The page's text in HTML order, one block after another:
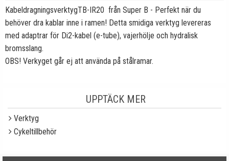
KabeldragningsverktygTB-IR20 från Super B - Perfekt när du
behöver dra kablar inne i ramen! Detta smidiga verktyg levereras
med adaptrar för Di2-kabel (e-tube), vajerhölje och hydralisk
bromsslang.
OBS! Verkyget går ej att använda på stålramar.
UPPTÄCK MER
Verktyg
Cykeltillbehör